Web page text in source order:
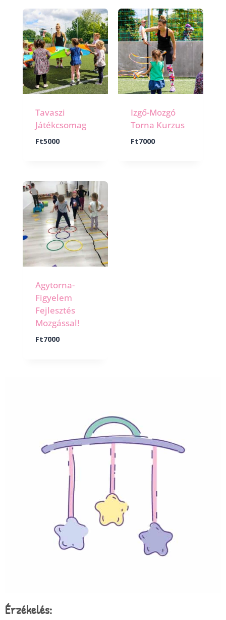
Tavaszi
Játékcsomag
Ft5000
Izgő-Mozgó
Torna Kurzus
Ft7000
Agytorna-
Figyelem
Fejlesztés
Mozgással!
Ft7000
Érzékelés: